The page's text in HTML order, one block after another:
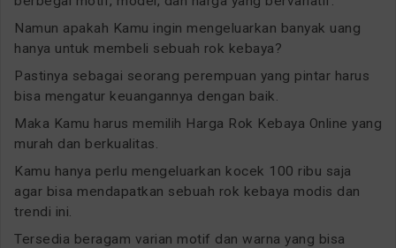
Namun apakah Kamu ingin mengeluarkan banyak uang
hanya untuk membeli sebuah rok kebaya?
Pastinya sebagai seorang perempuan yang pintar harus
bisa mengatur keuangannya dengan baik.
Maka Kamu harus memilih Harga Rok Kebaya Online yang
murah dan berkualitas.
Kamu hanya perlu mengeluarkan kocek 100 ribu saja
agar bisa mendapatkan sebuah rok kebaya modis dan
trendi ini.
Tersedia beragam varian motif dan warna yang bisa